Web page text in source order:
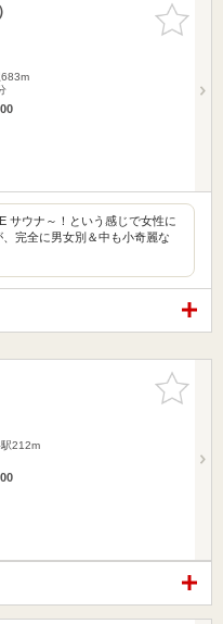
お気に入
りに追加
683m
サウナ～！という感じで女性に
完全に男女別＆中も小奇麗な
お気に入
りに追加
駅212m